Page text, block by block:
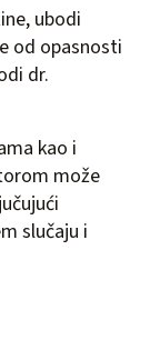
ubodi
od opasnosti
dr.
kao i
može
slučaju i